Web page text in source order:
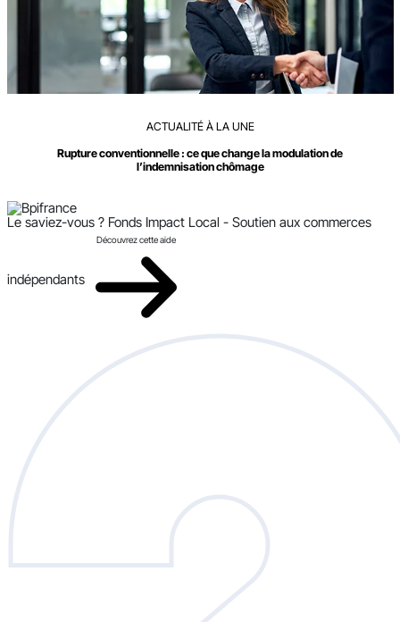
ACTUALITÉ À LA UNE
Rupture conventionnelle : ce que change la modulation de
l’indemnisation chômage
Le saviez-vous ? Fonds Impact Local - Soutien aux commerces
indépendants
Découvrez cette aide